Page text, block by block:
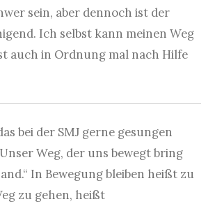
sein, aber dennoch ist der
Ich selbst kann meinen Weg
auch in Ordnung mal nach Hilfe
bei der SMJ gerne gesungen
Weg, der uns bewegt bring
In Bewegung bleiben heißt zu
zu gehen, heißt